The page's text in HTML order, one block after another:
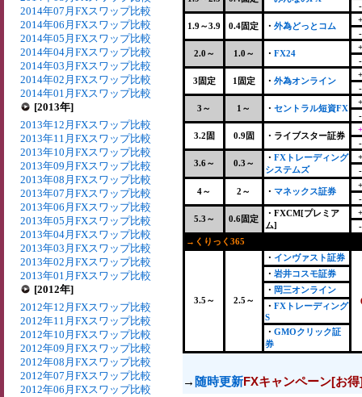
2014年07月FXスワップ比較
2014年06月FXスワップ比較
2014年05月FXスワップ比較
2014年04月FXスワップ比較
2014年03月FXスワップ比較
2014年02月FXスワップ比較
2014年01月FXスワップ比較
[2013年]
2013年12月FXスワップ比較
2013年11月FXスワップ比較
2013年10月FXスワップ比較
2013年09月FXスワップ比較
2013年08月FXスワップ比較
2013年07月FXスワップ比較
2013年06月FXスワップ比較
2013年05月FXスワップ比較
2013年04月FXスワップ比較
2013年03月FXスワップ比較
2013年02月FXスワップ比較
2013年01月FXスワップ比較
[2012年]
2012年12月FXスワップ比較
2012年11月FXスワップ比較
2012年10月FXスワップ比較
2012年09月FXスワップ比較
2012年08月FXスワップ比較
2012年07月FXスワップ比較
2012年06月FXスワップ比較
1.9～3.9 0.4固定 ・ 外為どっとコム
2.0～ 1.0～ ・ FX24
3固定 1固定 ・ 外為オンライン
3～ 1～ ・ セントラル短資FX
3.2固 0.9固 ・ライブスター証券
3.6～ 0.3～
・ FXトレーディング
システムズ
4～ 2～ ・ マネックス証券
5.3～ 0.6固定
・FXCM[プレミア
ム]
→くりっく365
3.5～ 2.5～
・ インヴァスト証券
・ 岩井コスモ証券
・ 岡三オンライン
・ FXトレーディング
S
・ GMOクリック証
券
→ 随時更新FXキャンペーン[お